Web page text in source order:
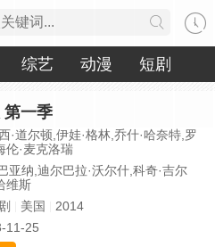
综艺 动漫 短剧
第一季
·道尔顿,伊娃·格林,乔什·哈奈特,罗
伦·麦克洛瑞
亚纳,迪尔巴拉·沃尔什,科奇·吉尔
维斯
美国
2014
11-25